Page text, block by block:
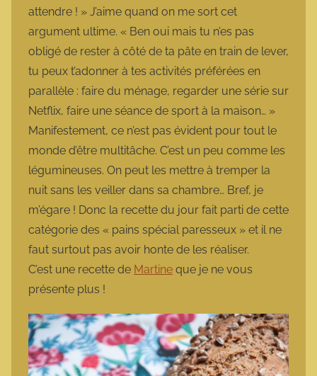
attendre ! » J’aime quand on me sort cet
argument ultime. « Ben oui mais tu n’es pas
obligé de rester à côté de ta pâte en train de lever,
tu peux t’adonner à tes activités préférées en
parallèle : faire du ménage, regarder une série sur
Netflix, faire une séance de sport à la maison… »
Manifestement, ce n’est pas évident pour tout le
monde d’être multitâche. C’est un peu comme les
légumineuses. On peut les mettre à tremper la
nuit sans les veiller dans sa chambre… Bref, je
m’égare ! Donc la recette du jour fait parti de cette
catégorie des « pains spécial paresseux » et il ne
faut surtout pas avoir honte de les réaliser.
C’est une recette de Martine que je ne vous
présente plus !